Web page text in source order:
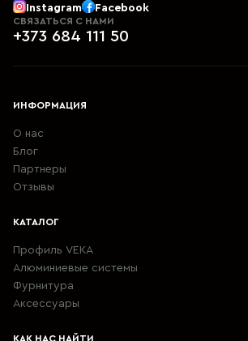
Instagram Facebook
СВЯЗАТЬСЯ С НАМИ
+373 684 111 50
ИНФОРМАЦИЯ
О нас
Блог
Партнеры
Отзывы
КАТАЛОГ
Профиль VEKA
Алюминиевые системы
Фурнитура
Aксессуары
КАК НАС НАЙТИ